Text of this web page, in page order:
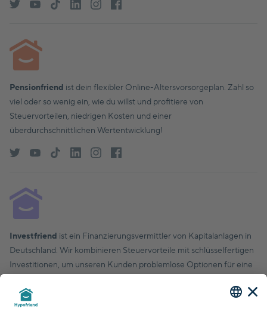
Pensionfriend ist dein flexibler Online-Altersvorsorgeplan. Zahl so
viel oder so wenig ein, wie du willst und profitiere von
Steuervorteilen, niedrigen Kosten und einer
überdurchschnittlichen Wertentwicklung!
Investfriend ist ein Finanzierungsvermittler von Kapitalanlagen in
Deutschland. Wir kombinieren Steuervorteile mit schlüsselfertigen
Investitionen, um unseren Kunden problemlose Optionen für eine